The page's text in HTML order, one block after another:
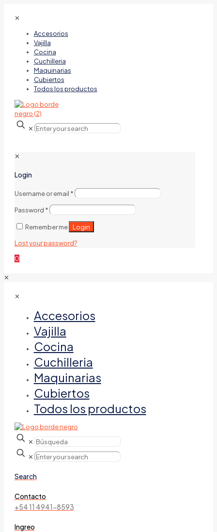
✕
Accesorios
Vajilla
Cocina
Cuchilleria
Maquinarias
Cubiertos
Todos los productos
✕
✕
Login
Username or email *
Password *
Remember me Login
Lost your password?
0
✕
✕
Accesorios
Vajilla
Cocina
Cuchilleria
Maquinarias
Cubiertos
Todos los productos
✕
✕
Search
Contacto
+54 11 4941-8593
Ingreo